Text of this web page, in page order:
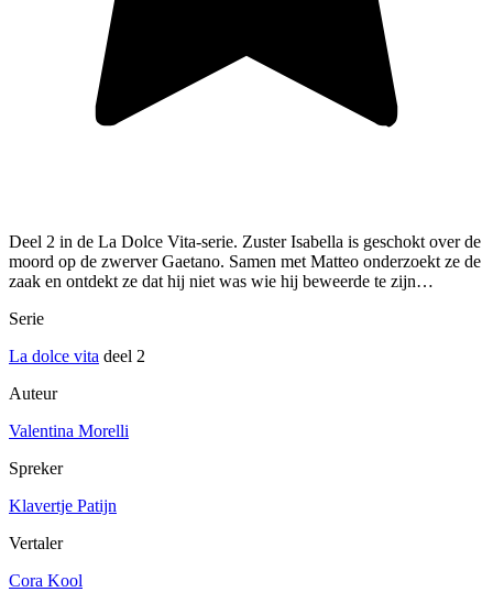
Deel 2 in de La Dolce Vita-serie. Zuster Isabella is geschokt over de
moord op de zwerver Gaetano. Samen met Matteo onderzoekt ze de
zaak en ontdekt ze dat hij niet was wie hij beweerde te zijn…
Serie
La dolce vita deel 2
Auteur
Valentina Morelli
Spreker
Klavertje Patijn
Vertaler
Cora Kool